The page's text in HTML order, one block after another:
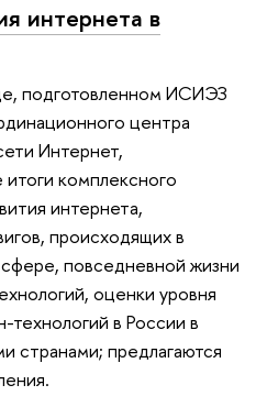
интернета в
подготовленном ИСИЭЗ
центра
Интернет,
комплексного
интернета,
происходящих в
повседневной жизни
оценки уровня
технологий в России в
странами; предлагаются